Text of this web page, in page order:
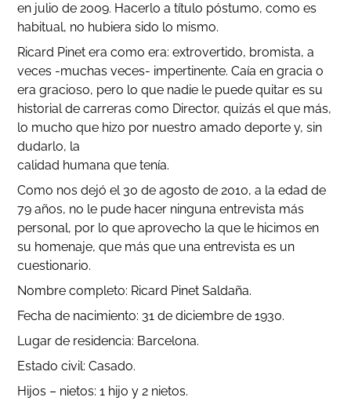
en julio de 2009. Hacerlo a título póstumo, como es
habitual, no hubiera sido lo mismo.
Ricard Pinet era como era: extrovertido, bromista, a
veces -muchas veces- impertinente. Caía en gracia o
era gracioso, pero lo que nadie le puede quitar es su
historial de carreras como Director, quizás el que más,
lo mucho que hizo por nuestro amado deporte y, sin
dudarlo, la
calidad humana que tenía.
Como nos dejó el 30 de agosto de 2010, a la edad de
79 años, no le pude hacer ninguna entrevista más
personal, por lo que aprovecho la que le hicimos en
su homenaje, que más que una entrevista es un
cuestionario.
Nombre completo: Ricard Pinet Saldaña.
Fecha de nacimiento: 31 de diciembre de 1930.
Lugar de residencia: Barcelona.
Estado civil: Casado.
Hijos – nietos: 1 hijo y 2 nietos.